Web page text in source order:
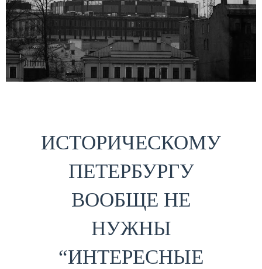
ИСТОРИЧЕСКОМУ
ПЕТЕРБУРГУ
ВООБЩЕ НЕ
НУЖНЫ
“ИНТЕРЕСНЫЕ